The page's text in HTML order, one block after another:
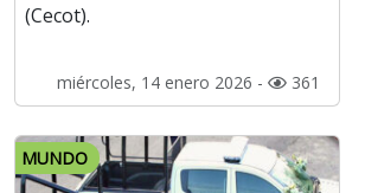
(Cecot).
miércoles, 14 enero 2026 - 361
MUNDO